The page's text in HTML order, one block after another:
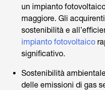
un impianto
maggiore. Gli
sostenibilità e
impianto fotovoltaico
significativo.
Sostenibilità
delle emissioni di gas